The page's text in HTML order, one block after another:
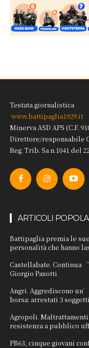
Testata giornalistica
www.battipaglia1929.it
Minerva ASD APS (C.F.
Direttore/responsabile
Reg. Trib. Sa n.1041 del
ARTICOLI
Battipaglia premia le
personalità che hanno
Castellabate. Continua
Giorgio Pasotti
Angri. Aggrediscono
borsa: arrestati 3 soggetti
Agropoli.
resistenza a pubblico
PB63, cinque giovani